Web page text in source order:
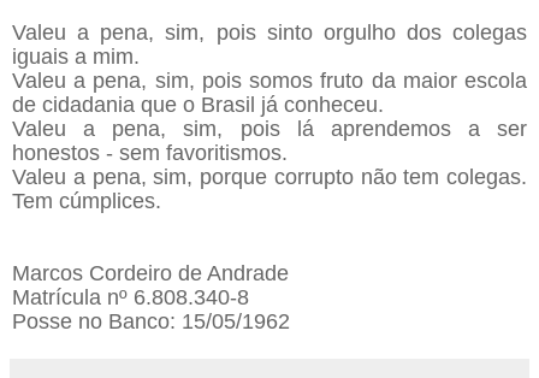
Valeu a pena, sim, pois sinto orgulho dos colegas
iguais a mim.
Valeu a pena, sim, pois somos fruto da maior escola
de cidadania que o Brasil já conheceu.
Valeu a pena, sim, pois lá aprendemos a ser
honestos - sem favoritismos.
Valeu a pena, sim, porque corrupto não tem colegas.
Tem cúmplices.
Marcos Cordeiro de Andrade
Matrícula nº 6.808.340-8
Posse no Banco: 15/05/1962